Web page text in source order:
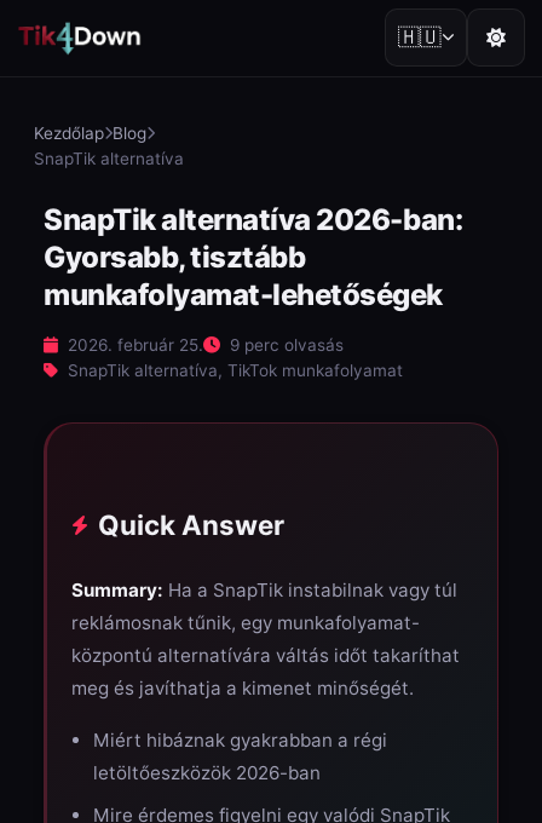
🇭🇺
Kezdőlap Blog
SnapTik alternatíva
SnapTik alternatíva 2026-ban:
Gyorsabb, tisztább
munkafolyamat-lehetőségek
2026. február 25.
9 perc olvasás
SnapTik alternatíva, TikTok munkafolyamat
Quick Answer
Summary: Ha a SnapTik instabilnak vagy túl
reklámosnak tűnik, egy munkafolyamat-
központú alternatívára váltás időt takaríthat
meg és javíthatja a kimenet minőségét.
Miért hibáznak gyakrabban a régi
letöltőeszközök 2026-ban
Mire érdemes figyelni egy valódi SnapTik